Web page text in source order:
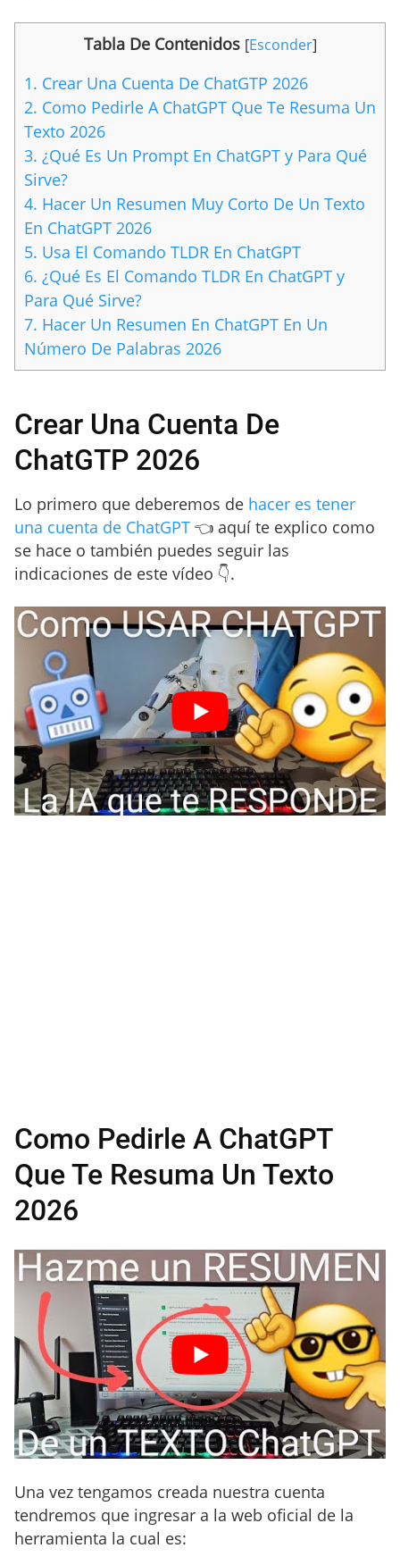
Tabla De Contenidos [Esconder]
1. Crear Una Cuenta De ChatGTP 2026
2. Como Pedirle A ChatGPT Que Te Resuma Un
Texto 2026
3. ¿Qué Es Un Prompt En ChatGPT y Para Qué
Sirve?
4. Hacer Un Resumen Muy Corto De Un Texto
En ChatGPT 2026
5. Usa El Comando TLDR En ChatGPT
6. ¿Qué Es El Comando TLDR En ChatGPT y
Para Qué Sirve?
7. Hacer Un Resumen En ChatGPT En Un
Número De Palabras 2026
Crear Una Cuenta De
ChatGTP 2026
Lo primero que deberemos de hacer es tener
una cuenta de ChatGPT 👈 aquí te explico como
se hace o también puedes seguir las
indicaciones de este vídeo 👇.
Como Pedirle A ChatGPT
Que Te Resuma Un Texto
2026
Una vez tengamos creada nuestra cuenta
tendremos que ingresar a la web oficial de la
herramienta la cual es: